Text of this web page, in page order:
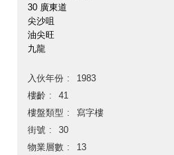
30 廣東道
尖沙咀
油尖旺
九龍
入伙年份
1983
樓齡
41
樓盤類型
寫字樓
街號
30
物業層數
13